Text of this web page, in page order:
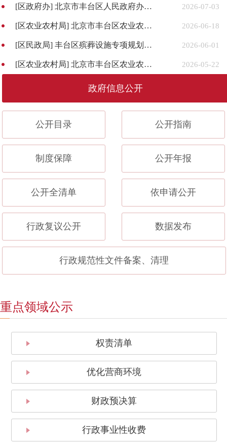
2026-07-03
[区政府办] 北京市丰台区人民政府办公室关于调整《2025年北京市丰台区人民政府重大行政决策事项目录》的通知
2026-06-18
[区农业农村局] 北京市丰台区农业农村局关于印发《2025年度丰台区蔬菜生产补贴实施方案》的通知
2026-06-01
[区民政局] 丰台区殡葬设施专项规划（2026年-2035年）
2026-05-22
[区农业农村局] 北京市丰台区农业农村局关于印发《2026年丰台区耕地地力保护补贴实施方案》的通知
政府信息公开
公开指南
公开目录
公开年报
制度保障
依申请公开
公开全清单
行政复议公开 数据发布
行政规范性文件备案、清理
重点领域公示
权责清单
优化营商环境
财政预决算
行政事业性收费